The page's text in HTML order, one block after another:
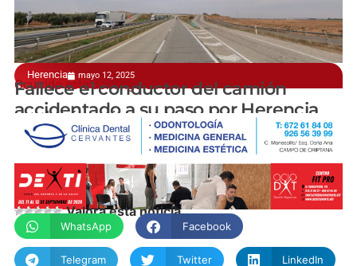
Herencia mayo 12, 2025
Ocurrido este domingo en la A-4
Fallece el conductor del camión
accidentado a su paso por Herencia
manchainformacion.com
Valora esta noticia
WhatsApp Facebook
Telegram Twitter LinkedIn